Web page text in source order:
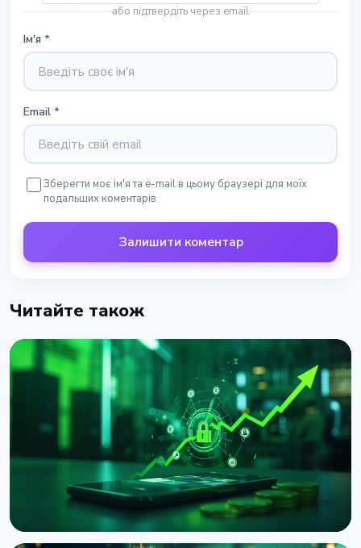
або підтвердіть через email
Ім'я *
Email *
Зберегти моє ім'я та e-mail в цьому браузері для моїх
подальших коментарів
Залишити коментар
Читайте також